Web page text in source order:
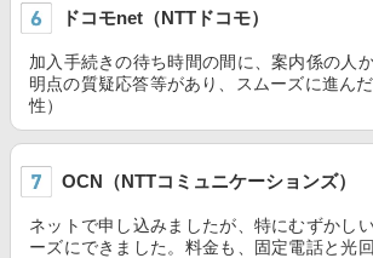
ドコモnet（NTTドコモ）
加入手続きの待ち時間の間に、案内係の人
明点の質疑応答等があり、スムーズに進ん
性）
OCN（NTTコミュニケーションズ）
ネットで申し込みましたが、特にむずかし
ーズにできました。料金も、固定電話と光